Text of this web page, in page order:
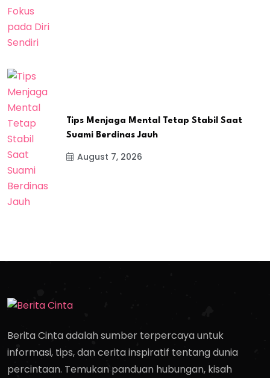
Tips Menjaga Mental Tetap Stabil Saat
Suami Berdinas Jauh
August 7, 2026
Berita Cinta adalah sumber terpercaya untuk
informasi, tips, dan cerita inspiratif tentang dunia
percintaan. Temukan panduan hubungan, kisah